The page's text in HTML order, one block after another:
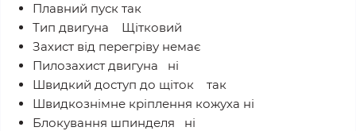
Плавний пуск так
Тип двигуна Щітковий
Захист від перегріву немає
Пилозахист двигуна ні
Швидкий доступ до щіток так
Швидкознімне кріплення кожуха ні
Блокування шпинделя ні